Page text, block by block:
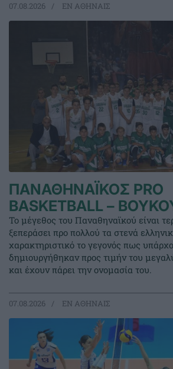
07.08.2026 EΝ ΑΘΗΝΑΙΣ
ΠΑΝΑΘΗΝΑΪΚΟΣ PRO
BASKETBALL –
Το μέγεθος του Παναθηναϊκού είναι
ξεπεράσει προ πολλού τα στενά
χαρακτηριστικό το γεγονός πως
δημιουργήθηκαν προς τιμήν του
και έχουν πάρει την ονομασία του.
07.08.2026 EΝ ΑΘΗΝΑΙΣ